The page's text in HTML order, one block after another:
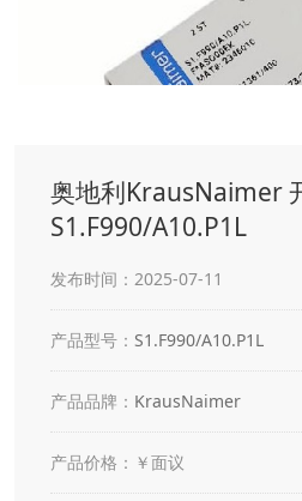
奥地利KrausNaimer
S1.F990/A10.P1L
发布时间：2025-07-11
产品型号： S1.F990/A10.P1L
产品品牌： KrausNaimer
产品价格：￥面议